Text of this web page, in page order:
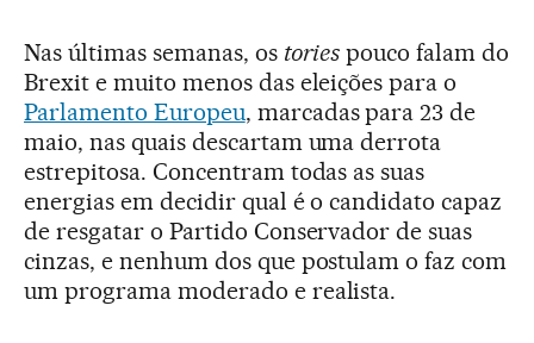
Nas últimas semanas, os tories pouco falam do
Brexit e muito menos das eleições para o
Parlamento Europeu, marcadas para 23 de
maio, nas quais descartam uma derrota
estrepitosa. Concentram todas as suas
energias em decidir qual é o candidato capaz
de resgatar o Partido Conservador de suas
cinzas, e nenhum dos que postulam o faz com
um programa moderado e realista.